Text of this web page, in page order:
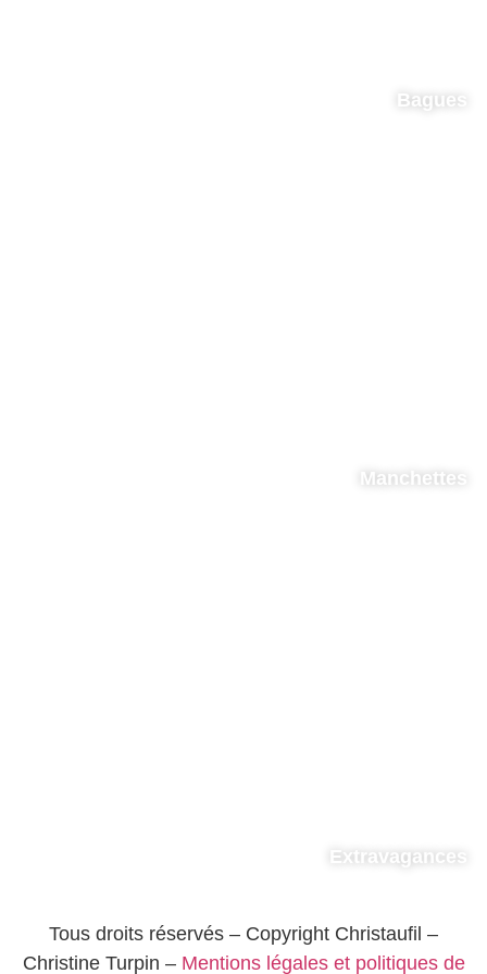
Bagues
Manchettes
Extravagances
Tous droits réservés – Copyright Christaufil –
Christine Turpin – Mentions légales et politiques de